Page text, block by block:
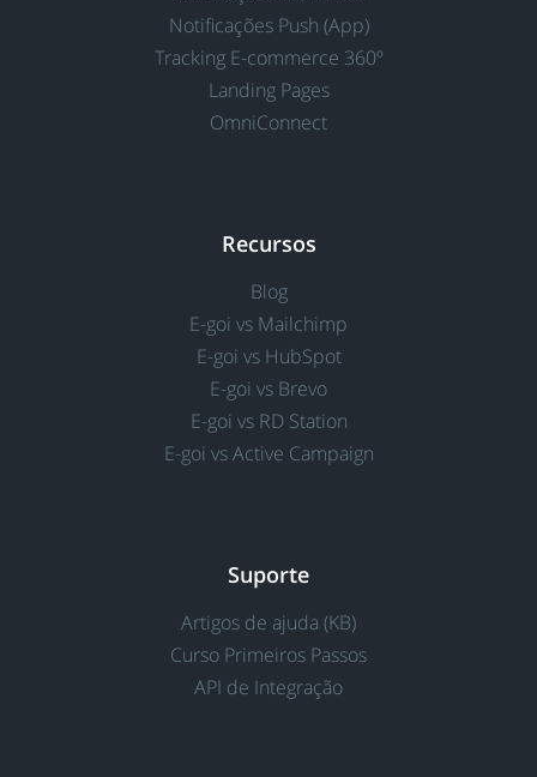
Notificações Push (App)
Tracking E-commerce 360º
Landing Pages
OmniConnect
Recursos
Blog
E-goi vs Mailchimp
E-goi vs HubSpot
E-goi vs Brevo
E-goi vs RD Station
E-goi vs Active Campaign
Suporte
Artigos de ajuda (KB)
Curso Primeiros Passos
API de Integração